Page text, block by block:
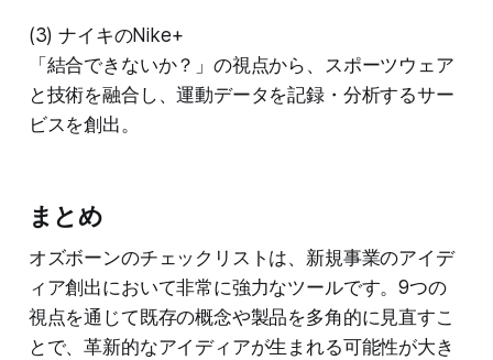
(3) ナイキのNike+
「結合できないか？」の視点から、スポーツウェア
と技術を融合し、運動データを記録・分析するサー
ビスを創出。
まとめ
オズボーンのチェックリストは、新規事業のアイデ
ィア創出において非常に強力なツールです。9つの
視点を通じて既存の概念や製品を多角的に見直すこ
とで、革新的なアイディアが生まれる可能性が大き